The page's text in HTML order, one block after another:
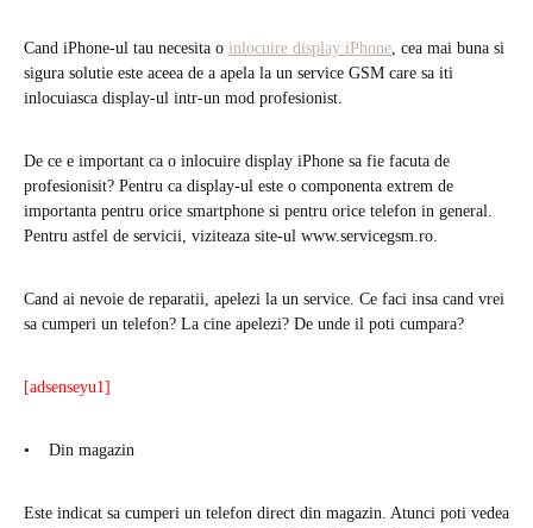
Cand iPhone-ul tau necesita o inlocuire display iPhone, cea mai buna si
sigura solutie este aceea de a apela la un service GSM care sa iti
inlocuiasca display-ul intr-un mod profesionist.
De ce e important ca o inlocuire display iPhone sa fie facuta de
profesionisit? Pentru ca display-ul este o componenta extrem de
importanta pentru orice smartphone si pentru orice telefon in general.
Pentru astfel de servicii, viziteaza site-ul www.servicegsm.ro.
Cand ai nevoie de reparatii, apelezi la un service. Ce faci insa cand vrei
sa cumperi un telefon? La cine apelezi? De unde il poti cumpara?
[adsenseyu1]
• Din magazin
Este indicat sa cumperi un telefon direct din magazin. Atunci poti vedea